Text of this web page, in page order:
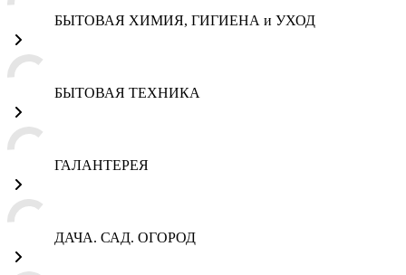
БЫТОВАЯ ХИМИЯ, ГИГИЕНА и УХОД
БЫТОВАЯ ТЕХНИКА
ГАЛАНТЕРЕЯ
ДАЧА. САД. ОГОРОД